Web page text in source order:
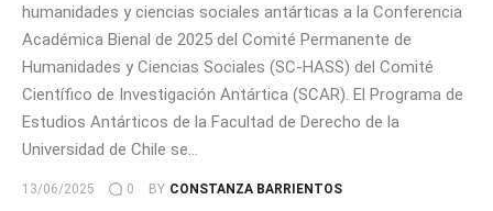
humanidades y ciencias sociales antárticas a la Conferencia
Académica Bienal de 2025 del Comité Permanente de
Humanidades y Ciencias Sociales (SC-HASS) del Comité
Científico de Investigación Antártica (SCAR). El Programa de
Estudios Antárticos de la Facultad de Derecho de la
Universidad de Chile se…
13/06/2025 0 BY CONSTANZA BARRIENTOS